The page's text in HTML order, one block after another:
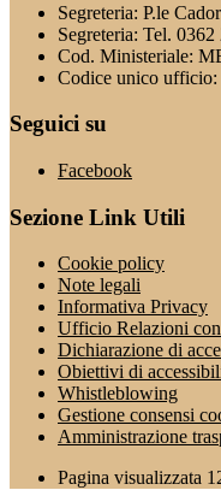
Segreteria: P.le
Segreteria: Tel.
Cod. Ministeriale:
Codice unico
Seguici su
Facebook
Sezione Link Utili
Cookie policy
Note legali
Informativa Privacy
Ufficio Relazioni
Dichiarazione di
Obiettivi di
Whistleblowing
Gestione consensi
Amministrazione
Pagina visualizzata